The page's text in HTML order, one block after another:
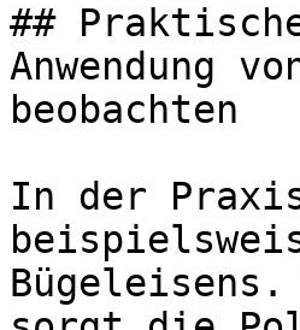
##
Anwendung
beobachten
In der